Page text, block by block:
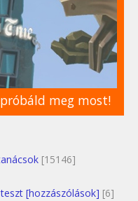
meg most!
[15146]
[hozzászólások] [6]